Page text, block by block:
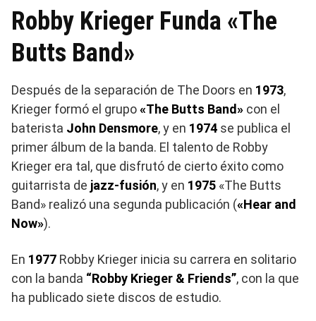
Robby Krieger Funda «The
Butts Band»
Después de la separación de The Doors en 1973,
Krieger formó el grupo«The Butts Band» con el
baterista John Densmore, y en 1974 se publica el
primer álbum de la banda. El talento de Robby
Krieger era tal, que disfrutó de cierto éxito como
guitarrista de jazz-fusión, y en 1975 «The Butts
Band» realizó una segunda publicación («Hear and
Now»).
En 1977 Robby Krieger inicia su carrera en solitario
con la banda “Robby Krieger & Friends”, con la que
ha publicado siete discos de estudio.